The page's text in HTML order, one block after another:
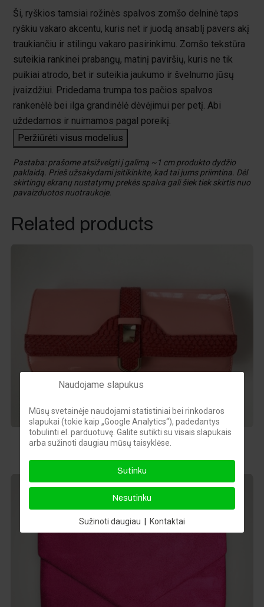
Ši, ryškios tamsiai rožinės spalvos zomšo delninė taps
ryškiu vakaro akcentu, kuris net ir juodą ansablį pavers akį
traukiančiu ir stilingu vakaro pasirinkimu. Zomšo tekstūra
suteikia rankinei prabangų, matinį paviršių, kuris ne tik
puikiai atrodo, bet ir suteikia jaukumo ir švelnumo jūsų
įvaizdžiui. Pridedama trumpa tos pačios spalvos
rankenėlė bei ilga grandinėlė dėvėjimui per petį. Abi
uždedamos ir nuimamos pagal poreikį.
Peržiūrėti visus modelius
Pastaba: prašome atsižvelgti į galimą ~1 cm produkto dydžio
paklaidą. Prieš užsakydami įsitikinkite, kad tai jums priimtina. Dėl
skirtingų ekranų nustatymų prekės spalva gali šiek tiek skirtis nuo
pavaizduotos nuotraukoje.
Related products
Rožinė, lakuota delninė
12,00 €
Naudojame slapukus
Mūsų svetainėje naudojami statistiniai bei rinkodaros
slapukai (tokie kaip „Google Analytics“), padedantys
tobulinti el. parduotuvę. Galite sutikti su visais slapukais
arba sužinoti daugiau mūsų taisyklėse.
Sutinku
Nesutinku
Sužinoti daugiau | Kontaktai